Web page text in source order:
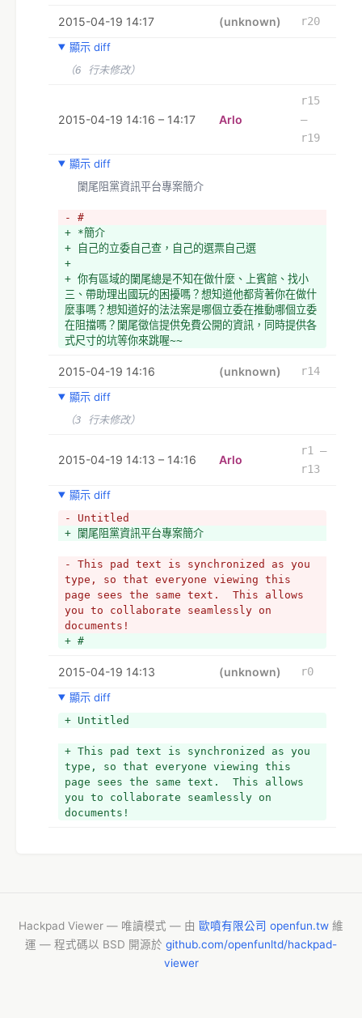
程式以MIT授權方式，source code將放置於Github
+ *專案人力需求
+ *前端UI設計 x 1 (目前零人跳坑)
+ *爬資料高手 x 1 (目前零人跳坑)
+ *第13次無殼蝸牛黑客松提案「第零勢力：闌尾阻
+ 影片： https://www.youtube.com/watch?
+ 簡報：http://goo.gl/NUos4M  (PPT)
+
+ 2008年有隻競選廣告裡頭說：「為了台灣的未來，
為了你我的下一代，台灣一定要改變」，我們也覺得現
在話唬爛的選舉模式應該要改變一下，此次的平台坑很
大，歡迎大家一起跳坑！
+ 平台將以完全開放而非權威式的方式呈現，每個人都
事蹟、對特定議題的看法...等等提供資訊連結。同時
致力保持公正性，只提供公開以及有憑據的資訊連結與
2015-04-19 14:17 (unknown)
r20
顯示 diff
（6 行未修改）
2015-04-19 14:16 – 14:17 Arlo
r15
–
r19
顯示 diff
  闌尾阻黨資訊平台專案簡介
- #
+ *簡介
+ 自己的立委自己查，自己的選票自己選
+
+ 你有區域的闌尾總是不知在做什麼、上賓館、找小
三、帶助理出國玩的困擾嗎？想知道他都背著你在做什
麼事嗎？想知道好的法法案是哪個立委在推動哪個立委
在阻擋嗎？闌尾徵信提供免費公開的資訊，同時提供各
式尺寸的坑等你來跳喔~~
2015-04-19 14:16 (unknown)
r14
顯示 diff
（3 行未修改）
2015-04-19 14:13 – 14:16 Arlo
r1 –
r13
顯示 diff
- Untitled
+ 闌尾阻黨資訊平台專案簡介
- This pad text is synchronized as you
type, so that everyone viewing this
page sees the same text.  This allows
you to collaborate seamlessly on
documents!
+ #
2015-04-19 14:13 (unknown)
r0
顯示 diff
+ Untitled
+ This pad text is synchronized as you
type, so that everyone viewing this
page sees the same text.  This allows
you to collaborate seamlessly on
documents!
Hackpad Viewer — 唯讀模式 — 由 歐噴有限公司 openfun.tw 維
運 — 程式碼以 BSD 開源於 github.com/openfunltd/hackpad-
viewer